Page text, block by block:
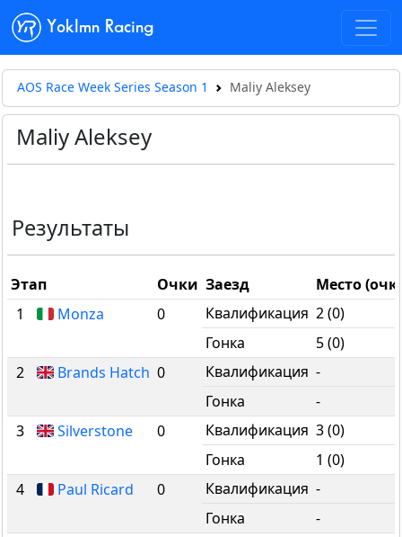
Yoklmn Racing
AOS Race Week Series Season 1 Maliy Aleksey
Maliy Aleksey
Результаты
Этап Очки Заезд
Место
1
Monza 0 Квалификация 2 (0)
Гонка
5 (0)
2
Brands Hatch 0 Квалификация -
Гонка
-
3
Silverstone 0 Квалификация 3 (0)
Гонка
1 (0)
4
Paul Ricard 0 Квалификация -
Гонка
-